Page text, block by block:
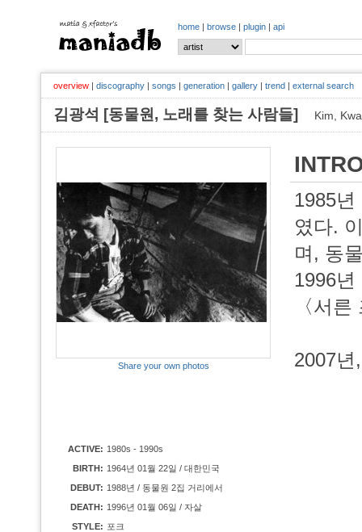
home | browse | plugin | api
overview | discography | songs | generation | gallery | trend | external search
김광석 [동물원, 노래를 찾는 사람들] Kim,
Share your own photos
ACTIVE: 1980s - 1990s
BIRTH: 1964년 01월 22일 / 대한민국
DEBUT: 1988년 / 동물원 2집 거리에서
DEATH: 1996년 01월 06일 / 자살
STYLE: 포크
1985
였다.
며, 동
1996
〈서
2007